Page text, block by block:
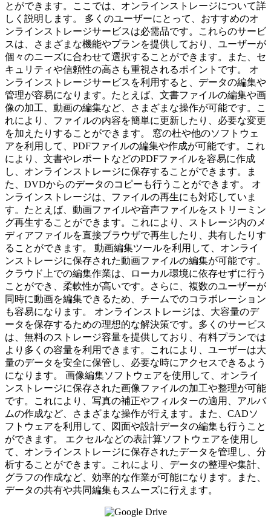
とができます。ここでは、オンラインストレージについて詳
しく説明します。 多くのユーザーにとって、おすすめのオ
ンラインストレージサービスは必需品です。これらのサービ
スは、さまざまな機能やプランを提供しており、ユーザーが
個々のニーズに合わせて選択することができます。また、セ
キュリティや信頼性の高さも重視されるポイントです。 オ
ンラインストレージサービスを利用すると、データの編集や
管理が容易になります。たとえば、文書ファイルの編集や画
像の加工、動画の編集など、さまざまな操作が可能です。こ
れにより、ファイルの内容を簡単に更新したり、必要な変更
を加えたりすることができます。 窓の杜や他のソフトウェ
アを利用して、PDFファイルの編集や作成が可能です。これ
により、文書やレポートなどのPDFファイルを容易に作成
し、オンラインストレージに保存することができます。ま
た、DVDからのデータのコピーも行うことができます。 オ
ンラインストレージは、ファイルの再生にも対応していま
す。たとえば、動画ファイルや音声ファイルをストリーミン
グ再生することができます。これにより、ストレージ内のメ
ディアファイルを直接ブラウザで再生したり、共有したりす
ることができます。 動画編集ツールを利用して、オンライ
ンストレージに保存された動画ファイルの編集が可能です。
クラウド上での編集作業は、ローカル環境に依存せずに行う
ことができ、柔軟性が高いです。さらに、複数のユーザーが
同時に動画を編集できるため、チームでのコラボレーション
も容易になります。 オンラインストレージは、大容量のデ
ータを保存するための理想的な解決策です。多くのサービス
は、無料のストレージ容量を提供しており、有料プランでは
より多くの容量を利用できます。これにより、ユーザーは大
量のデータを安全に保管し、必要な時にアクセスできるよう
になります。 画像編集ソフトウェアを使用して、オンライ
ンストレージに保存された画像ファイルの加工や整理が可能
です。これにより、写真の補正やフィルターの適用、アルバ
ムの作成など、さまざまな操作が行えます。また、CADソ
フトウェアを利用して、図面や設計データの編集も行うこと
ができます。 エクセルなどの表計算ソフトウェアを使用し
て、オンラインストレージに保存されたデータを管理し、分
析することができます。これにより、データの整理や集計、
グラフの作成など、効率的な作業が可能になります。また、
データの共有や共同編集もスムーズに行えます。